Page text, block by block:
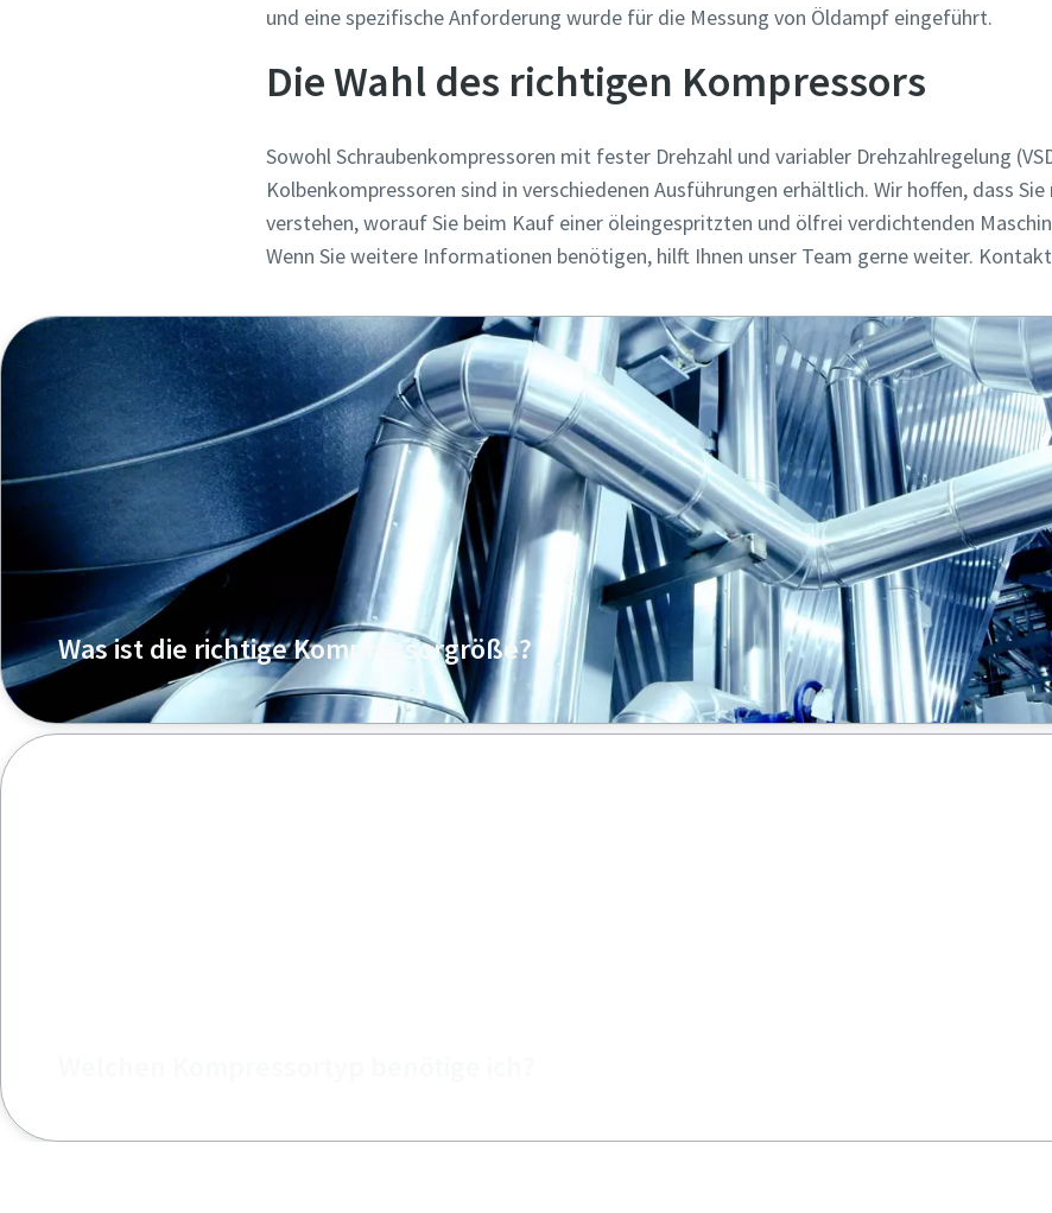
und eine spezifische Anforderung wurde für die Messung von Öldampf eingeführt.
Die Wahl des richtigen Kompressors
Sowohl Schraubenkompressoren mit fester Drehzahl und variabler Drehzahlregelung
Kolbenkompressoren sind in verschiedenen Ausführungen erhältlich. Wir hoffen, dass
verstehen, worauf Sie beim Kauf einer öleingespritzten und ölfrei verdichtenden
Wenn Sie weitere Informationen benötigen, hilft Ihnen unser Team gerne weiter.
Was ist die richtige Kompressorgröße?
Finden Sie anhand des erforderlichen Luftstroms und Drucks heraus, wie groß ein Kompressor sein sollte.